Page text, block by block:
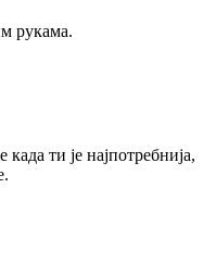
рукама.
ти је најпотребнија,